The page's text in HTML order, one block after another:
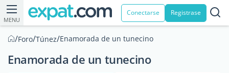
MENU
Conectarse Registrase
/Foro/Túnez/Enamorada de un tunecino
Enamorada de un tunecino